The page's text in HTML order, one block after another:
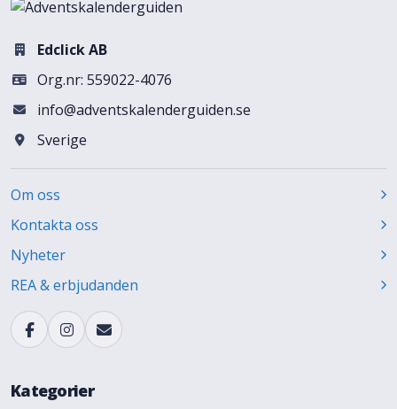
Edclick AB
Org.nr: 559022-4076
info@adventskalenderguiden.se
Sverige
Om oss
Kontakta oss
Nyheter
REA & erbjudanden
Kategorier